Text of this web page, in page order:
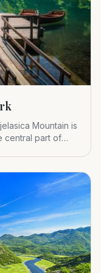
Mountain is
central part of